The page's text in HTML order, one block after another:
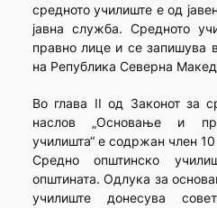
средното училиште е од
јавна служба. Средното
правно лице и се запишува
на Република Северна
Во глава II од Законот за
наслов „Основање и
училишта“ е содржан член
Средно општинско
општината. Одлука за
училиште донесува